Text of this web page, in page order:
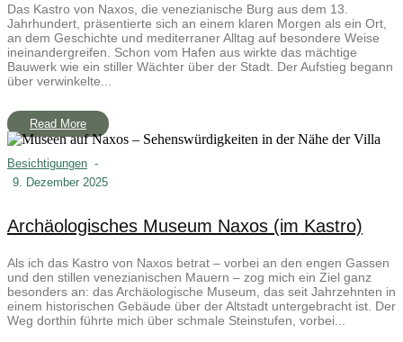
Das Kastro von Naxos, die venezianische Burg aus dem 13.
Jahrhundert, präsentierte sich an einem klaren Morgen als ein Ort,
an dem Geschichte und mediterraner Alltag auf besondere Weise
ineinandergreifen. Schon vom Hafen aus wirkte das mächtige
Bauwerk wie ein stiller Wächter über der Stadt. Der Aufstieg begann
über verwinkelte...
Read More
Besichtigungen -
9. Dezember 2025
Archäologisches Museum Naxos (im Kastro)
Als ich das Kastro von Naxos betrat – vorbei an den engen Gassen
und den stillen venezianischen Mauern – zog mich ein Ziel ganz
besonders an: das Archäologische Museum, das seit Jahrzehnten in
einem historischen Gebäude über der Altstadt untergebracht ist. Der
Weg dorthin führte mich über schmale Steinstufen, vorbei...